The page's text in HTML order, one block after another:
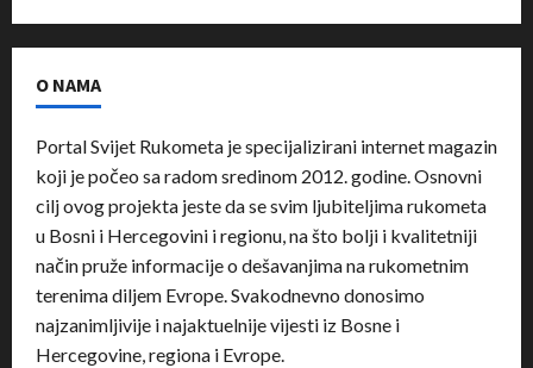
O NAMA
Portal Svijet Rukometa je specijalizirani internet magazin
koji je počeo sa radom sredinom 2012. godine. Osnovni
cilj ovog projekta jeste da se svim ljubiteljima rukometa
u Bosni i Hercegovini i regionu, na što bolji i kvalitetniji
način pruže informacije o dešavanjima na rukometnim
terenima diljem Evrope. Svakodnevno donosimo
najzanimljivije i najaktuelnije vijesti iz Bosne i
Hercegovine, regiona i Evrope.